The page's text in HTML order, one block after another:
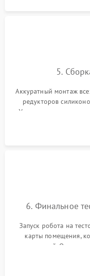
5.
Аккуратный монтаж
редукторов
Установка новых
микрофибры,
6. Финальное
Запуск робота на
карты помещения,
препятствий. Оценка
Тестирование